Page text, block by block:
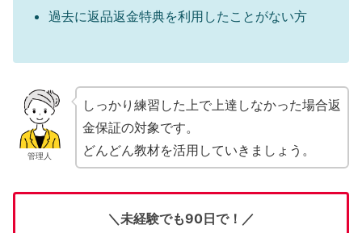
過去に返品返金特典を利用したことがない方
管理人
しっかり練習した上で上達しなかった場合返
金保証の対象です。
どんどん教材を活用していきましょう。
＼未経験でも90日で！／